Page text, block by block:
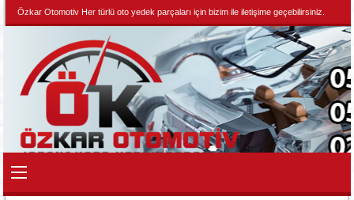
Özkar Otomotiv Her türlü oto yedek parçaları için bizim ile iletişime geçebilirsiniz.